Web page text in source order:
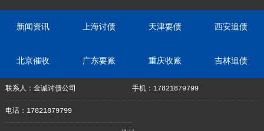
新闻资讯 上海讨债 天津要债 西安追债
北京催收 广东要账 重庆收账 吉林追债
联系人：金诚讨债公司 手机：17821879799
电话：17821879799